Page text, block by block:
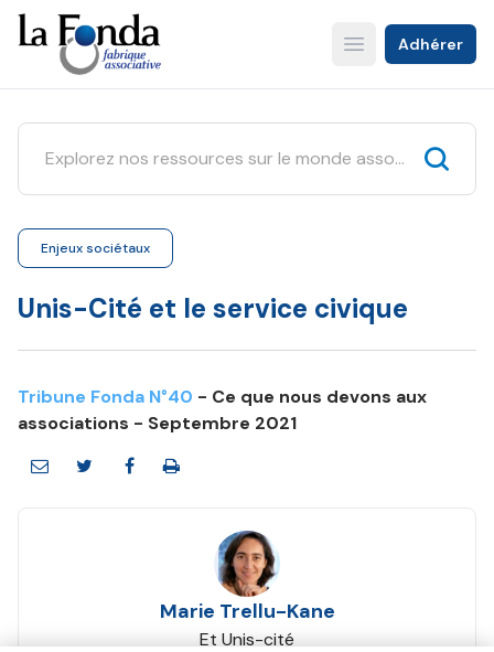
Aller
au
contenu
principal
Open main menu
Adhérer
Enjeux sociétaux
Unis-Cité et le service civique
Tribune Fonda N°40 - Ce que nous devons aux
associations - Septembre 2021
Marie Trellu-Kane
Et Unis-cité